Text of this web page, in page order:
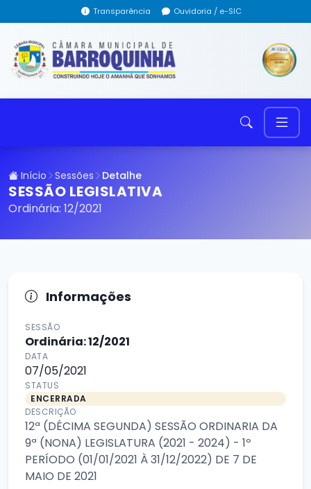
Transparência Ouvidoria / e-SIC
Início Sessões Detalhe
SESSÃO LEGISLATIVA
Ordinária: 12/2021
Informações
SESSÃO
Ordinária: 12/2021
DATA
07/05/2021
STATUS
ENCERRADA
DESCRIÇÃO
12ª (DÉCIMA SEGUNDA) SESSÃO ORDINARIA DA
9ª (NONA) LEGISLATURA (2021 - 2024) - 1º
PERÍODO (01/01/2021 À 31/12/2022) DE 7 DE
MAIO DE 2021